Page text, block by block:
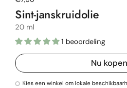
Sint-janskruidolie
20 ml
1 beoordeling
Nu kopen
Kies een winkel om lokale